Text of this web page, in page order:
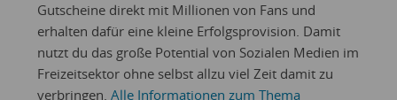
Gutscheine direkt mit Millionen von Fans und
erhalten dafür eine kleine Erfolgsprovision. Damit
nutzt du das große Potential von Sozialen Medien im
Freizeitsektor ohne selbst allzu viel Zeit damit zu
verbringen. Alle Informationen zum Thema